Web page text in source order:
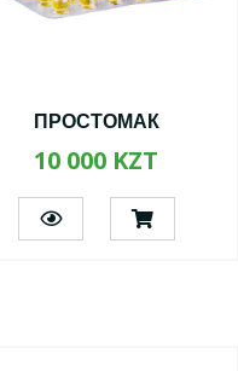
ПРОСТОМАК
10 000 KZT